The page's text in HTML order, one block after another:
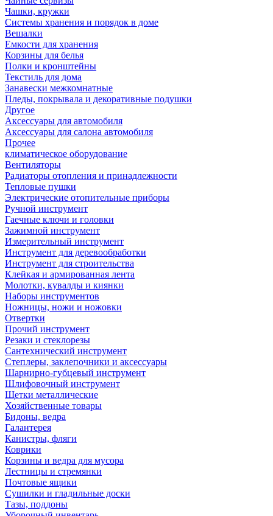
Чашки, кружки
Системы хранения и порядок в доме
Вешалки
Емкости для хранения
Корзины для белья
Полки и кронштейны
Текстиль для дома
Занавески межкомнатные
Пледы, покрывала и декоративные подушки
Другое
Аксессуары для автомобиля
Аксессуары для салона автомобиля
Прочее
климатическое оборудование
Вентиляторы
Радиаторы отопления и принадлежности
Тепловые пушки
Электрические отопительные приборы
Ручной инструмент
Гаечные ключи и головки
Зажимной инструмент
Измерительный инструмент
Инструмент для деревообработки
Инструмент для строительства
Клейкая и армированная лента
Молотки, кувалды и киянки
Наборы инструментов
Ножницы, ножи и ножовки
Отвертки
Прочий инструмент
Резаки и стеклорезы
Сантехнический инструмент
Степлеры, заклепочники и аксессуары
Шарнирно-губцевый инструмент
Шлифовочный инструмент
Щетки металлические
Хозяйственные товары
Бидоны, ведра
Галантерея
Канистры, фляги
Коврики
Корзины и ведра для мусора
Лестницы и стремянки
Почтовые ящики
Сушилки и гладильные доски
Тазы, поддоны